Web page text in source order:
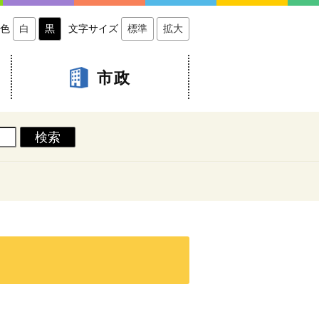
白 黒 文字サイズ 標準 拡大
市政